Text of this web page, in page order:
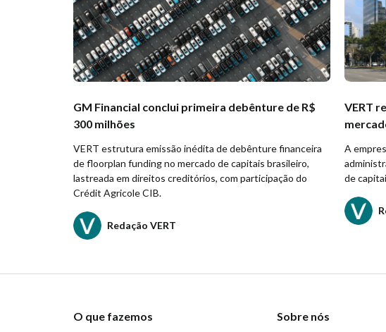
GM Financial conclui primeira debênture de R$
300 milhões
VERT estrutura emissão inédita de debênture financeira
de floorplan funding no mercado de capitais brasileiro,
lastreada em direitos creditórios, com participação do
Crédit Agricole CIB.
Redação VERT
VERT
A
de
O que fazemos Sobre nós